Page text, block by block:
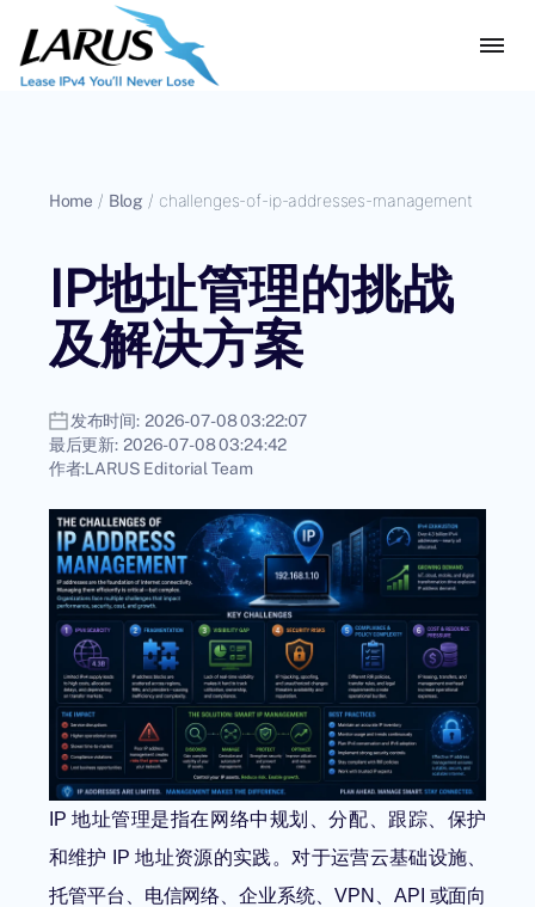
Home / Blog / challenges-of-ip-addresses-management
IP地址管理的挑战
及解决方案
发布时间: 2026-07-08 03:22:07
最后更新: 2026-07-08 03:24:42
作者:LARUS Editorial Team
IP 地址管理是指在网络中规划、分配、跟踪、保护
和维护 IP 地址资源的实践。对于运营云基础设施、
托管平台、电信网络、企业系统、VPN、API 或面向